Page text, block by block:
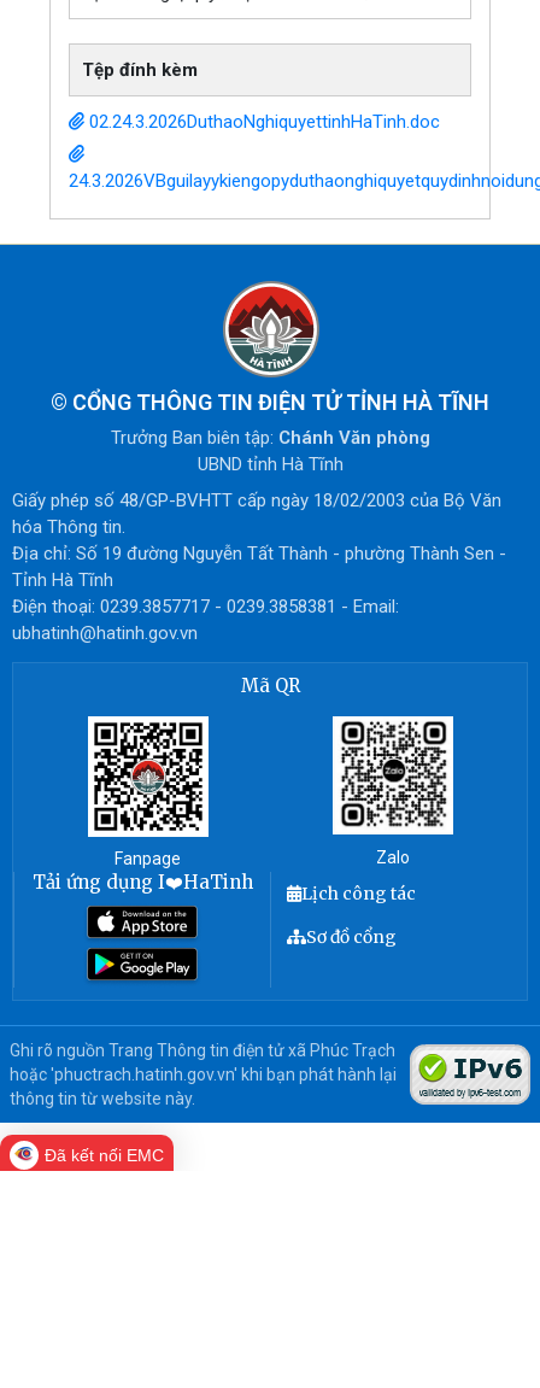
Tệp đính kèm
02.24.3.2026DuthaoNghiquyettinhHaTinh.doc
© CỔNG THÔNG TIN ĐIỆN TỬ TỈNH HÀ TĨNH
Trưởng Ban biên tập: Chánh Văn phòng
UBND tỉnh Hà Tĩnh
Giấy phép số 48/GP-BVHTT cấp ngày 18/02/2003 của Bộ Văn
hóa Thông tin.
Địa chỉ: Số 19 đường Nguyễn Tất Thành - phường Thành Sen -
Tỉnh Hà Tĩnh
Điện thoại: 0239.3857717 - 0239.3858381 - Email:
ubhatinh@hatinh.gov.vn
Mã QR
Fanpage Zalo
Tải ứng dụng I❤️HaTinh
Lịch công tác
Sơ đồ cổng
Ghi rõ nguồn Trang Thông tin điện tử xã Phúc Trạch
hoặc 'phuctrach.hatinh.gov.vn' khi bạn phát hành lại
thông tin từ website này.
Đã kết nối EMC